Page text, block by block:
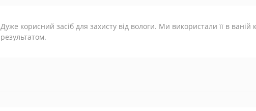
Дуже корисний засіб для захисту від вологи. Ми використали її в ваній
результатом.